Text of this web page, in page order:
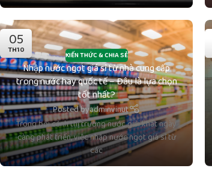
05
TH10 KIẾN THỨC & CHIA SẺ
Nhập nước ngọt giá sỉ từ nhà cung cấp
trong nước hay quốc tế – Đâu là lựa chọn
tốt nhất?
Posted byadminvinut
Trong bối cảnh thị trường nước giải khát ngày
càng phát triển, việc nhập nước ngọt giá sỉ từ
các